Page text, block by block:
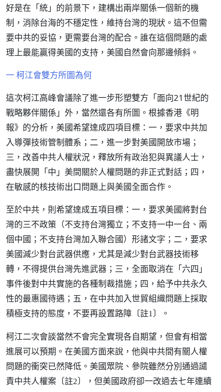
好是在「統」的前景下，建構出兩岸關係一個新的機
制，消除台海的不穩定性，維持台灣的現狀。這不但需
要中共的妥協，更需要台灣的配合。誰在這個問題的處
理上最能贏得美國的支持，美國自然會向那邊傾斜。
一 柯江會雙方所圖為何
這次柯江高峰會議除了進一步形塑雙方「面向21世紀的
戰略夥伴關係」外，當然還各有所圖。根據香港《明
報》的分析，美國希望達成四項目標：一，要求中共加
入導彈技術管制體系；二，進一步對美國開放市場；
三，改善中共人權狀況，釋放所有政治犯與異議人士，
盡快展開「中」美間關於人權問題的非正式對話；四，
在敏感的核技術出口問題上與美國全面合作。
至於中共，則希望達成五項目標：一，要求美國將對台
灣的三不政策（不支持台灣獨立；不支持一中一台、兩
個中國；不支持台灣加入聯合國）形諸文字；二，要求
美國減少對台武器供應，尤其是減少對台武器技術移
轉，不得提供台灣先進武器；三，全面取消在「六四」
事件後對中共實施的各種制裁措施；四，給予中共永久
性的最惠國待遇；五，在中共加入世貿組織問題上採取
積極支持的態度，不要再設置路障 〔註1〕 。
柯江二次會談當然不會完全實現各自期望，但會有相當
進展可以預期。在美國方面來說，他與中共間有關人權
問題的衝突已然降低。美國眾院、參院雖然分別通過譴
責中共人權案 〔註2〕
，但美國政府卻一改過去七年連續